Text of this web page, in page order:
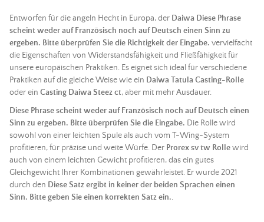
Entworfen für dieangeln Hecht in Europa, der Daiwa Diese Phrase
scheint weder auf Französisch noch auf Deutsch einen Sinn zu
ergeben. Bitte überprüfen Sie die Richtigkeit der Eingabe. vervielfacht
die Eigenschaften von Widerstandsfähigkeit und Fließfähigkeit für
unsere europäischen Praktiken. Es eignet sich ideal für verschiedene
Praktiken auf die gleiche Weise wie ein Daiwa Tatula Casting-Rolle
oder ein Casting Daiwa Steez ct, aber mit mehr Ausdauer.
Diese Phrase scheint weder auf Französisch noch auf Deutsch einen
Sinn zu ergeben. Bitte überprüfen Sie die Eingabe. Die Rolle wird
sowohl von einer leichten Spule als auch vom T-Wing-System
profitieren, für präzise und weite Würfe. Der Prorex sv tw Rollewird
auch von einem leichten Gewicht profitieren, das ein gutes
Gleichgewicht Ihrer Kombinationen gewährleistet. Er wurde 2021
durch den Diese Satz ergibt in keiner der beiden Sprachen einen
Sinn. Bitte geben Sie einen korrekten Satz ein..